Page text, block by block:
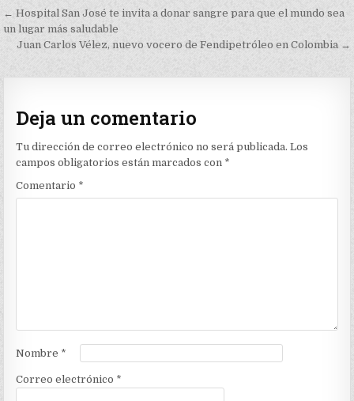
Navegación
de
← Hospital San José te invita a donar sangre para que el mundo sea
un lugar más saludable
Juan Carlos Vélez, nuevo vocero de Fendipetróleo en Colombia →
Deja un comentario
Tu dirección de correo electrónico no será publicada. Los
campos obligatorios están marcados con *
Comentario *
Nombre *
Correo electrónico *